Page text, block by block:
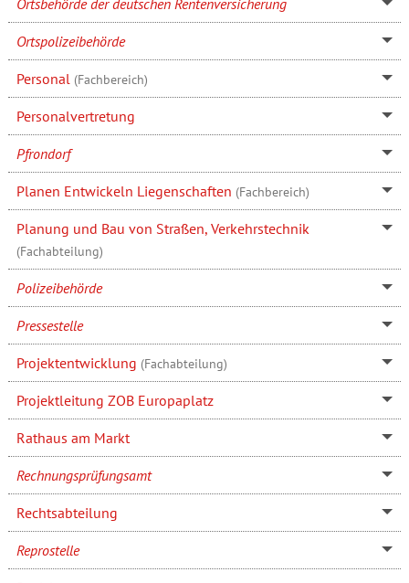
Ortspolizeibehörde
Personal (Fachbereich)
Personalvertretung
Pfrondorf
Planen Entwickeln Liegenschaften (Fachbereich)
Planung und Bau von Straßen, Verkehrstechnik
(Fachabteilung)
Polizeibehörde
Pressestelle
Projektentwicklung (Fachabteilung)
Projektleitung ZOB Europaplatz
Rathaus am Markt
Rechnungsprüfungsamt
Rechtsabteilung
Reprostelle